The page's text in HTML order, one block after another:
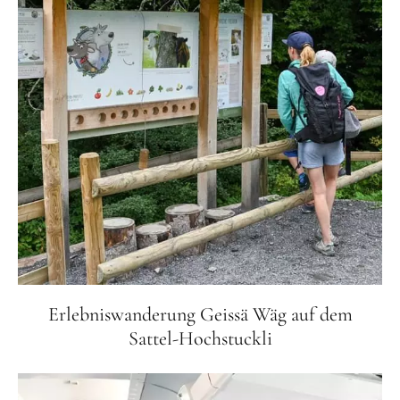
Erlebniswanderung Geissä Wäg auf dem
Sattel-Hochstuckli